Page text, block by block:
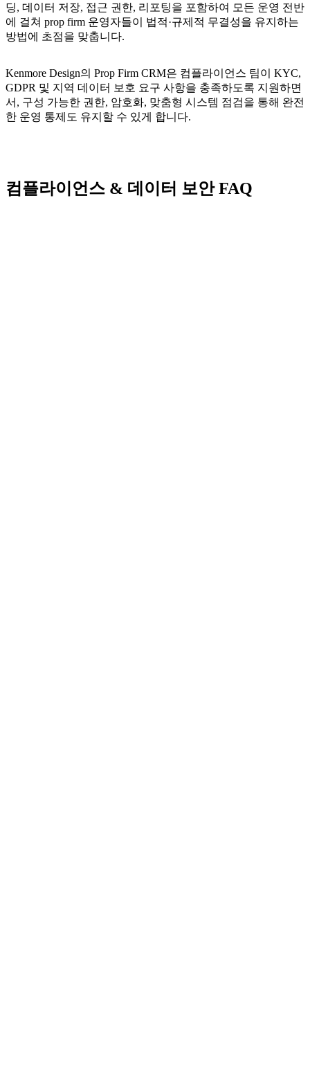
딩, 데이터 저장, 접근 권한, 리포팅을 포함하여 모든 운영 전반
에 걸쳐 prop firm 운영자들이 법적·규제적 무결성을 유지하는
방법에 초점을 맞춥니다.
Kenmore Design의 Prop Firm CRM은 컴플라이언스 팀이 KYC,
GDPR 및 지역 데이터 보호 요구 사항을 충족하도록 지원하면
서, 구성 가능한 권한, 암호화, 맞춤형 시스템 점검을 통해 완전
한 운영 통제도 유지할 수 있게 합니다.
컴플라이언스 & 데이터 보안 FAQ